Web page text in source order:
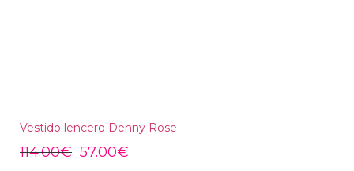
Vestido lencero Denny Rose
114.00€ 57.00€